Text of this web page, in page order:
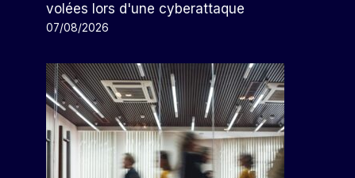
volées lors d'une cyberattaque
07/08/2026